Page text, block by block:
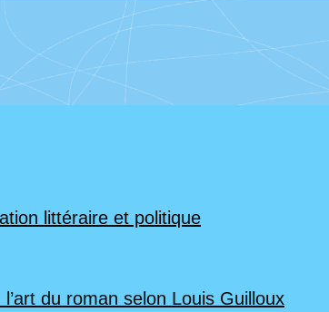
littéraire et politique
du roman selon Louis Guilloux